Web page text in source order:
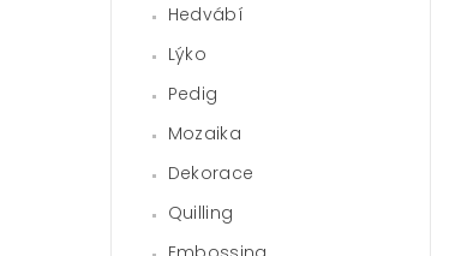
Hedvábí
Lýko
Pedig
Mozaika
Dekorace
Quilling